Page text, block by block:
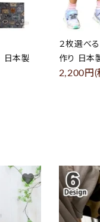
日本製
２枚選べ
作り 日本
2,200円(
favorite